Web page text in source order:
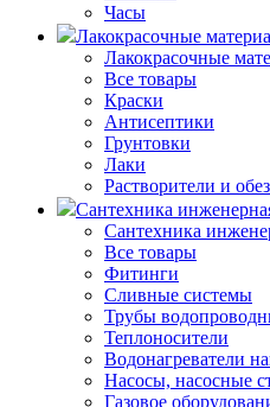
Часы
Лакокрасочные
Лакокрасочные
Все товары
Краски
Антисептики
Грунтовки
Лаки
Растворители и
Сантехника
Сантехника
Все товары
Фитинги
Сливные системы
Трубы
Теплоносители
Водонагреватели
Насосы, насосные
Газовое